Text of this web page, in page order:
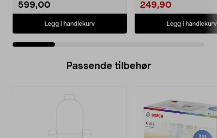
599,00
Legg i handlekurv
249,90
Legg i handlekurv
Passende tilbehør